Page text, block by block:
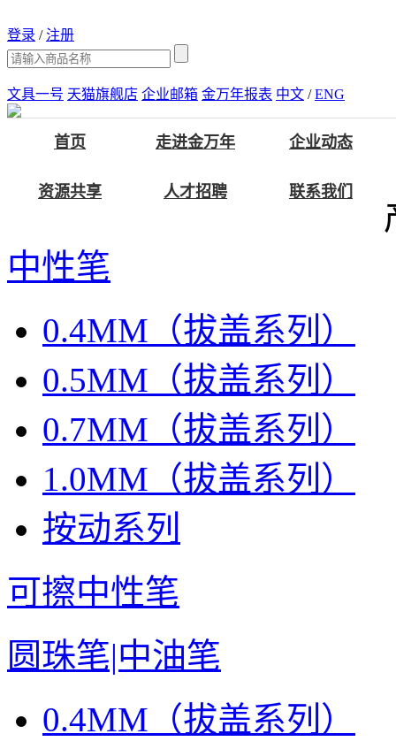
登录 / 注册
文具一号 天猫旗舰店 企业邮箱 金万年报表 中文 / ENG
首页 走进金万年 企业动态
资源共享 人才招聘 联系我们
中性笔
0.4MM（拔盖系列）
0.5MM（拔盖系列）
0.7MM（拔盖系列）
1.0MM（拔盖系列）
按动系列
可擦中性笔
圆珠笔|中油笔
0.4MM（拔盖系列）